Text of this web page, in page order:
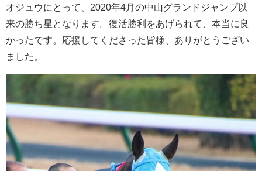
オジュウにとって、2020年4月の中山グランドジャンプ以
来の勝ち星となります。復活勝利をあげられて、本当に良
かったです。応援してくださった皆様、ありがとうござい
ました。